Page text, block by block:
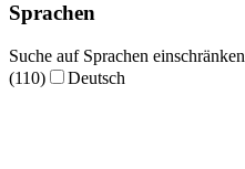
Sprachen
Suche auf Sprachen einschränken
(110)
Deutsch